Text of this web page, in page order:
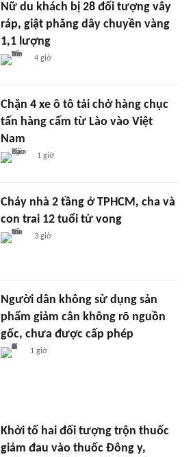
Nữ du khách bị 28 đối tượng vây
ráp, giật phăng dây chuyền vàng
1,1 lượng
4 giờ
Chặn 4 xe ô tô tải chở hàng chục
tấn hàng cấm từ Lào vào Việt
Nam
1 giờ
Cháy nhà 2 tầng ở TPHCM, cha và
con trai 12 tuổi tử vong
3 giờ
Người dân không sử dụng sản
phẩm giảm cân không rõ nguồn
gốc, chưa được cấp phép
1 giờ
Khởi tố hai đối tượng trộn thuốc
giảm đau vào thuốc Đông y,